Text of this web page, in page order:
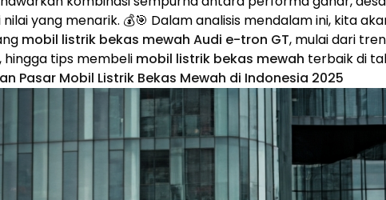
yang menarik. 💰🎯 Dalam analisis mendalam ini, kita
mobil listrik bekas mewah Audi e-tron GT, mulai dari
hingga tips membeli mobil listrik bekas mewah terbaik di
Pasar Mobil Listrik Bekas Mewah di Indonesia 2025